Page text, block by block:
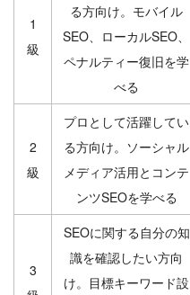
1
級
る方向け。モバイル
SEO、ローカルSEO、
ペナルティー復旧を学
べる
2
級
プロとして活躍してい
る方向け。ソーシャル
メディア活用とコンテ
ンツSEOを学べる
3
SEOに関する自分の知
識を確認したい方向
け。目標キーワード設